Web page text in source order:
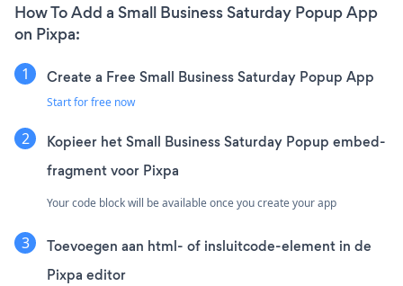
How To Add a Small Business Saturday Popup App
on Pixpa:
Create a Free Small Business Saturday Popup App
Start for free now
Kopieer het Small Business Saturday Popup embed-
fragment voor Pixpa
Your code block will be available once you create your app
Toevoegen aan html- of insluitcode-element in de
Pixpa editor